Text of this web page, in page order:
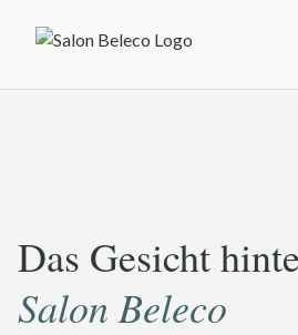
Das Gesicht
Salon Beleco